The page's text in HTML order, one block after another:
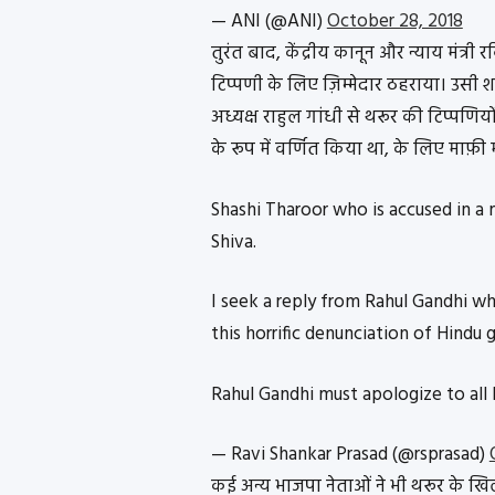
— ANI (@ANI)October 28, 2018
तुरंत बाद, केंद्रीय कानून और न्याय
टिप्पणी के लिए ज़िम्मेदार ठहराया।
अध्यक्ष राहुल गांधी से थरूर की
के रूप में वर्णित किया था, के लिए
Shashi Tharoor who is accused in
Shiva.
I seek a reply from Rahul Gandhi
this horrific denunciation of Hindu
Rahul Gandhi must apologize to all
— Ravi Shankar Prasad (@rsprasad)
कई अन्य भाजपा नेताओं ने भी थरूर के